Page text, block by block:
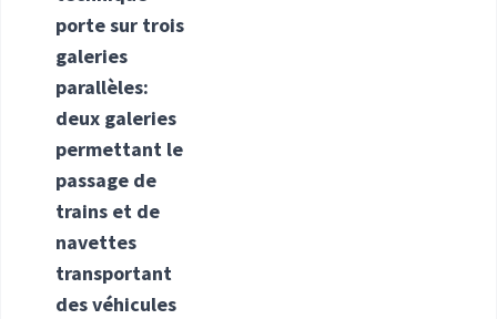
porte sur trois
galeries
parallèles:
deux galeries
permettant le
passage de
trains et de
navettes
transportant
des véhicules